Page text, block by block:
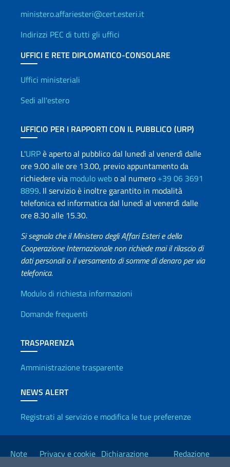
ministero.affariesteri@cert.esteri.it
Indirizzi PEC di tutti gli uffici
UFFICI E RETE DIPLOMATICO-CONSOLARE
Uffici e Rete diplomatica
Uffici ministeriali
Sedi all'estero
UFFICIO PER I RAPPORTI CON IL PUBBLICO (URP)
L'URPè aperto al pubblico dal lunedì al venerdì dalle
ore 9.00 alle ore 13.00, previo appuntamento da
richiedere via modulo webo al numero +39 06 3691
8899. Il servizio è inoltre garantito in modalità
telefonica ed informatica dal lunedì al venerdì dalle
ore 8.30 alle 15.30.
Si segnala che il Ministero degli Affari Esteri e della
Cooperazione Internazionale non richiede mai il rilascio di
dati personali o il versamento di somme di denaro per via
telefonica.
Info utili
Modulo di richiesta informazioni
Domande frequenti
TRASPARENZA
Amministrazione trasparente
NEWS ALERT
Registrati al servizio e modifica le tue preferenze
Link Utili
Note
Privacy e cookie Dichiarazione
Redazione